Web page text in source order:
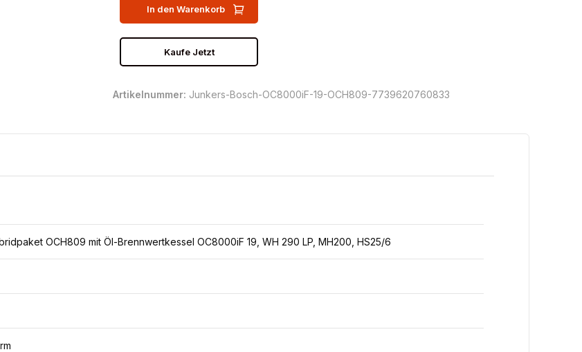
In den Warenkorb
Kaufe Jetzt
Artikelnummer: Junkers-Bosch-OC8000iF-19-OCH809-7739620760833
OCH809 mit Öl-Brennwertkessel OC8000iF 19, WH 290 LP, MH200, HS25/6